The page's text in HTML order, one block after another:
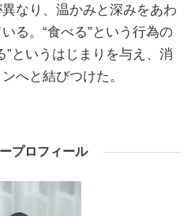
なり、温かみと深みをあわ
る。“食べる”という行為の
”というはじまりを与え、消
へと結びつけた。
プロフィール